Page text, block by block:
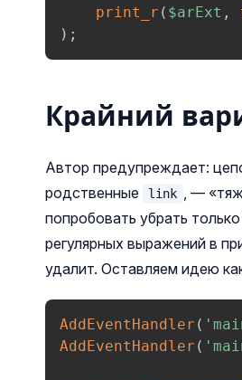
print_r ( $arExt ,
) ;
Крайний
Автор предупреждает:
родственные
link , —
попробовать убрать
регулярных выражений в
удалит. Оставляем идею
AddEventHandler (
AddEventHandler (